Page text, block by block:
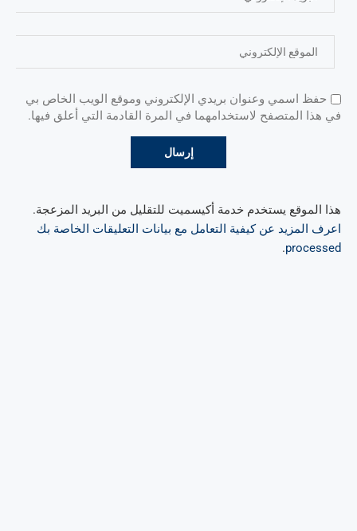
حفظ اسمي وعنوان بريدي الإلكتروني وموقع الويب الخاص بي
في هذا المتصفح لاستخدامهما في المرة القادمة التي أعلق فيها.
هذا الموقع يستخدم خدمة أكيسميت للتقليل من البريد المزعجة.
اعرف المزيد عن كيفية التعامل مع بيانات التعليقات الخاصة بك
processed
.